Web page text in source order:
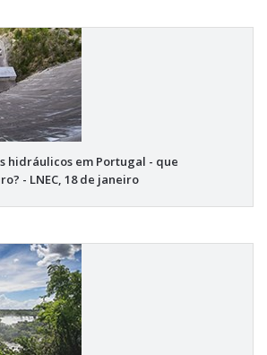
hidráulicos em Portugal - que
- LNEC, 18 de janeiro